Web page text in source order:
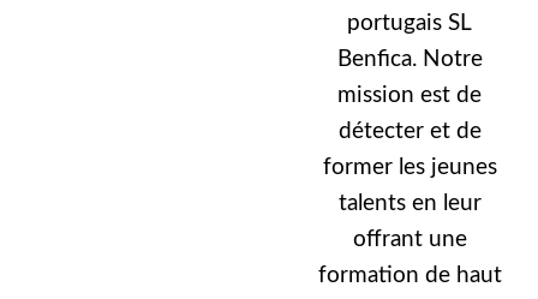
portugais SL
Benfica. Notre
mission est de
détecter et de
former les jeunes
talents en leur
offrant une
formation de haut